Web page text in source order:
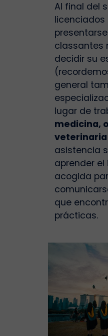
Al final del
licenciados
classantes
decidir su
general
lugar de
medicina,
veterinaria
asistencia
aprender
acogida
que
prácticas.